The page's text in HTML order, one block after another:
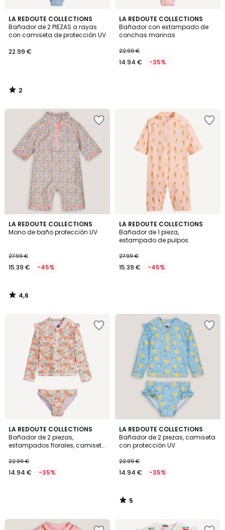
LA REDOUTE COLLECTIONS
Bañador de 2 PIEZAS a rayas
con camiseta de protección UV
22.99 €
2
/
5
2
/
LA REDOUTE COLLECTIONS
Bañador con estampado de
conchas marinas
22.99 €
14.94 € -35%
LA REDOUTE COLLECTIONS
Mono de baño protección UV
27.99 €
15.39 € -45%
4,6
/ 5
4,6
/
LA REDOUTE COLLECTIONS
Bañador de 1 pieza,
estampado de pulpos
27.99 €
15.39 € -45%
LA REDOUTE COLLECTIONS
Bañador de 2 piezas,
estampados florales, camiseta
22.99 €
14.94 € -35%
LA REDOUTE COLLECTIONS
Bañador de 2 piezas, camiseta
con protección UV
22.99 €
14.94 € -35%
5
/
5
5
/